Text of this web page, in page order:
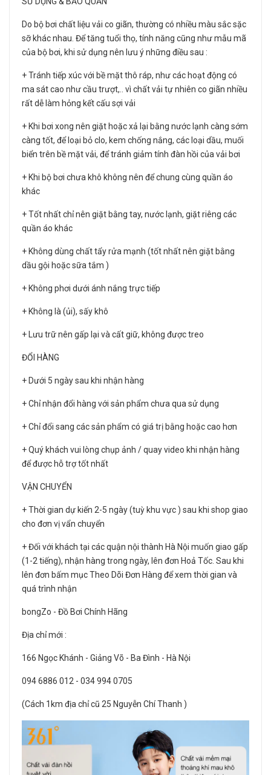
Do bộ bơi chất liệu vải co giãn, thường có nhiều màu sắc sặc
sỡ khác nhau. Để tăng tuổi thọ, tính năng cũng như mẫu mã
của bộ bơi, khi sử dụng nên lưu ý những điều sau :
+ Tránh tiếp xúc với bề mặt thô ráp, như các hoạt động có
ma sát cao như cầu trượt,.. vì chất vải tự nhiên co giãn nhiều
rất dễ làm hỏng kết cấu sợi vải
+ Khi bơi xong nên giặt hoặc xả lại bằng nước lạnh càng sớm
càng tốt, để loại bỏ clo, kem chống nắng, các loại dầu, muối
biển trên bề mặt vải, để tránh giảm tính đàn hồi của vải bơi
+ Khi bộ bơi chưa khô không nên để chung cùng quần áo
khác
+ Tốt nhất chỉ nên giặt bằng tay, nước lạnh, giặt riêng các
quần áo khác
+ Không dùng chất tẩy rửa mạnh (tốt nhất nên giặt bằng
dầu gội hoặc sữa tắm )
+ Không phơi dưới ánh nắng trực tiếp
+ Không là (ủi), sấy khô
+ Lưu trữ nên gấp lại và cất giữ, không được treo
ĐỔI HÀNG
+ Dưới 5 ngày sau khi nhận hàng
+ Chỉ nhận đổi hàng với sản phẩm chưa qua sử dụng
+ Chỉ đổi sang các sản phẩm có giá trị bằng hoặc cao hơn
+ Quý khách vui lòng chụp ảnh / quay video khi nhận hàng
để được hỗ trợ tốt nhất
VẬN CHUYỂN
+ Thời gian dự kiến 2-5 ngày (tuỳ khu vực ) sau khi shop giao
cho đơn vị vẩn chuyển
+ Đối với khách tại các quận nội thành Hà Nội muốn giao gấp
(1-2 tiếng), nhận hàng trong ngày, lên đơn Hoả Tốc. Sau khi
lên đơn bấm mục Theo Dõi Đơn Hàng để xem thời gian và
quá trình nhận
bongZo - Đồ Bơi Chính Hãng
Địa chỉ mới :
166 Ngọc Khánh - Giảng Võ - Ba Đình - Hà Nội
094 6886 012 - 034 994 0705
(Cách 1km địa chỉ cũ 25 Nguyễn Chí Thanh )